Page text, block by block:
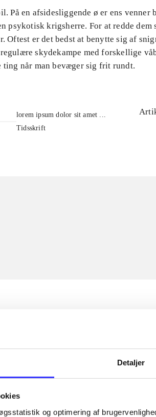
Detaljer
og optimering af
På en afsidesliggende ø er ens venner
psykotisk krigsherre. For at redde dem
Oftest er det bedst at benytte sig af
skydekampe med forskellige
ting når man bevæger sig frit rundt.
lorem ipsum dolor sit amet ...
Tidsskrift